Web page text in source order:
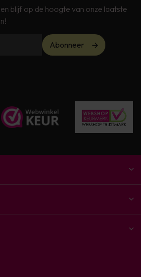
blijf op de hoogte van onze laatste
Abonneer